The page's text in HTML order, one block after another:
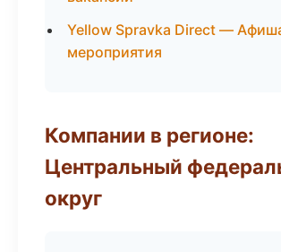
Yellow Spravka Direct —
мероприятия
Компании в регионе:
Центральный
округ